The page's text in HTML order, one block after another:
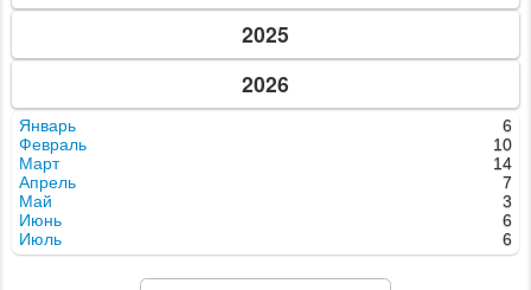
2025
2026
Январь
6
Февраль
10
Март
14
Апрель
7
Май
3
Июнь
6
Июль
6